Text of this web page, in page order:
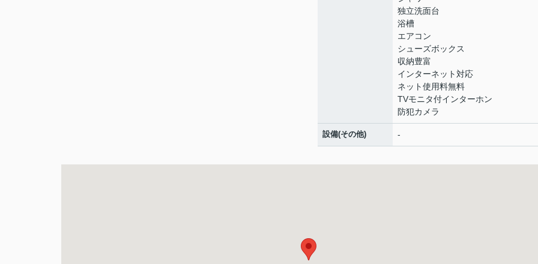
独立洗面台
浴槽
エアコン
シューズボックス
収納豊富
インターネット対応
ネット使用料無料
TVモニタ付インターホン
防犯カメラ
設備(その他) -